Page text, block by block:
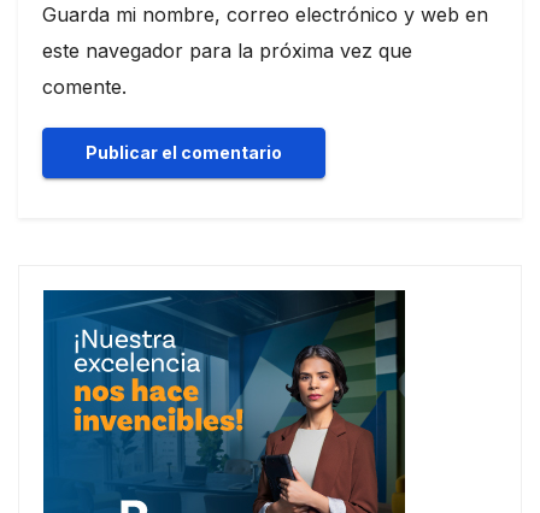
Guarda mi nombre, correo electrónico y web en
este navegador para la próxima vez que
comente.